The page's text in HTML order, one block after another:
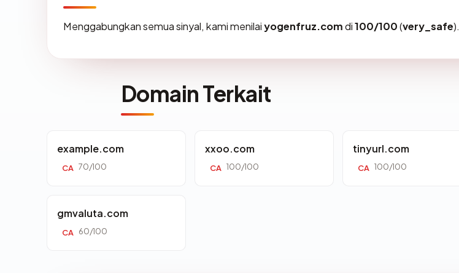
Menggabungkan semua sinyal, kami menilaiyogenfruz.comdi100/100(very_safe).
Domain Terkait
example.com
CA 70/100
xxoo.com
CA 100/100
tinyurl.com
CA 100/100
gmvaluta.com
CA 60/100